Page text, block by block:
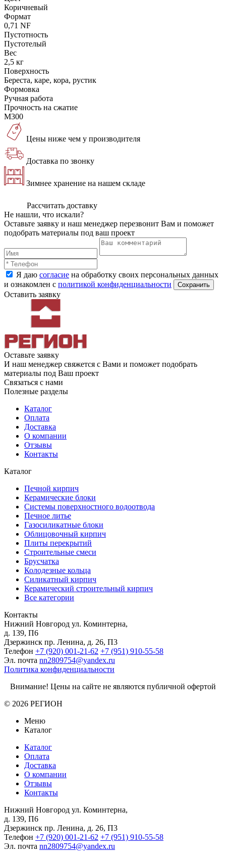
Коричневый
Формат
0,71 NF
Пустотность
Пустотелый
Вес
2,5 кг
Поверхность
Береста, каре, кора, рустик
Формовка
Ручная работа
Прочность на сжатие
М300
Цены ниже чем у производителя
Доставка по звонку
Зимнее хранение на нашем складе
Рассчитать доставку
Не нашли, что искали?
Оставьте заявку и наш менеджер перезвонит Вам и поможет
подобрать материалы под ваш проект
Я даю согласие на обработку своих персональных данных
и ознакомлен с политикой конфиденциальности
Оставить заявку
Оставьте заявку
И наш менеджер свяжется с Вами и поможет подобрать
материалы под Ваш проект
Связаться с нами
Полезные разделы
Каталог
Оплата
Доставка
О компании
Отзывы
Контакты
Каталог
Печной кирпич
Керамические блоки
Системы поверхностного водоотвода
Печное литье
Газосиликатные блоки
Облицовочный кирпич
Плиты перекрытий
Строительные смеси
Брусчатка
Колодезные кольца
Силикатный кирпич
Керамический строительный кирпич
Все категории
Контакты
Нижний Новгород ул. Коминтерна,
д. 139, П6
Дзержинск пр. Ленина, д. 26, П3
Телефон +7 (920) 001-21-62 +7 (951) 910-55-58
Эл. почта nn2809754@yandex.ru
Политика конфиденциальности
Внимание! Цены на сайте не являются публичной офертой
© 2026 РЕГИОН
Меню
Каталог
Каталог
Оплата
Доставка
О компании
Отзывы
Контакты
Нижний Новгород ул. Коминтерна,
д. 139, П6
Дзержинск пр. Ленина, д. 26, П3
Телефон +7 (920) 001-21-62 +7 (951) 910-55-58
Эл. почта nn2809754@yandex.ru